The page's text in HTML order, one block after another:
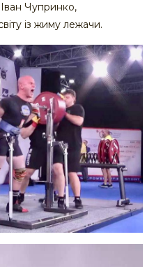
Чупринко,
із жиму лежачи.